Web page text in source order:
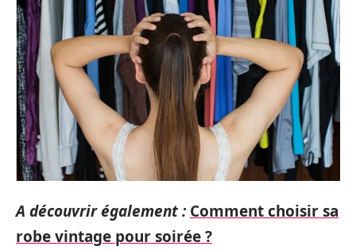
A découvrir également : Comment choisir sa
robe vintage pour soirée ?